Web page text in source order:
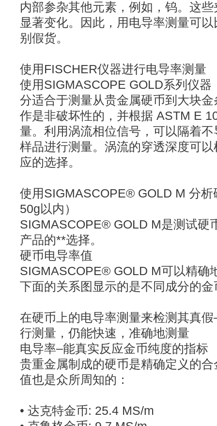
内部参杂其他元素，例如，钨。这
显著变化。因此，用电导率测量可
别假货。
使用FISCHER仪器进行电导率测量
使用SIGMASCOPE GOLD系列仪器
分适合于测量从贵金属硬币到大块
作是非破坏性的，并根据 ASTM E
量。利用涡流相位信号，可以隔着
样品进行测量。涡流的穿透深度可
应的选择。
使用SIGMASCOPE® GOLD M 分
50g以内）
SIGMASCOPE® GOLD M是测试硬
产品的**选择。
硬币电导率值
SIGMASCOPE® GOLD M可以精确
下面的关系图显示的是不同成分的
在硬币上的电导率测量来检测其真
行测量，仍能快速，准确地测量
电导率–能真实反应金币纯度的指标
贵重金属制成的硬币是精确定义的
值也是众所周知的：
• 达克特金币: 25.4 MS/m